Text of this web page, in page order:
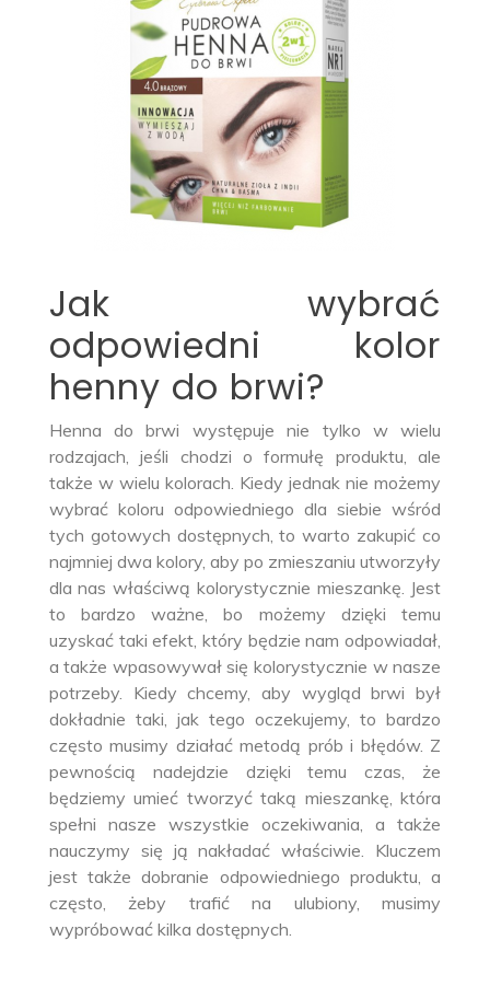
Jak wybrać
odpowiedni kolor
henny do brwi?
Henna do brwi występuje nie tylko w wielu
rodzajach, jeśli chodzi o formułę produktu, ale
także w wielu kolorach. Kiedy jednak nie możemy
wybrać koloru odpowiedniego dla siebie wśród
tych gotowych dostępnych, to warto zakupić co
najmniej dwa kolory, aby po zmieszaniu utworzyły
dla nas właściwą kolorystycznie mieszankę. Jest
to bardzo ważne, bo możemy dzięki temu
uzyskać taki efekt, który będzie nam odpowiadał,
a także wpasowywał się kolorystycznie w nasze
potrzeby. Kiedy chcemy, aby wygląd brwi był
dokładnie taki, jak tego oczekujemy, to bardzo
często musimy działać metodą prób i błędów. Z
pewnością nadejdzie dzięki temu czas, że
będziemy umieć tworzyć taką mieszankę, która
spełni nasze wszystkie oczekiwania, a także
nauczymy się ją nakładać właściwie. Kluczem
jest także dobranie odpowiedniego produktu, a
często, żeby trafić na ulubiony, musimy
wypróbować kilka dostępnych.